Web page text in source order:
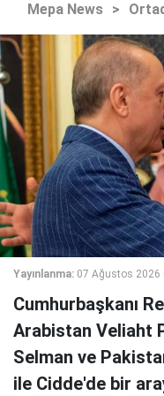
Mepa News >
Yayınlanma: 07 Ağustos 2026
Cumhurbaşkanı
Arabistan Veliaht
Selman ve
ile Cidde'de bir